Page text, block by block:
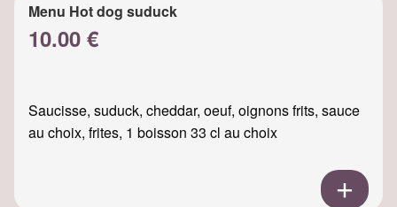
Menu Hot dog suduck
10.00 €
Saucisse, suduck, cheddar, oeuf, oignons frits, sauce
au choix, frites, 1 boisson 33 cl au choix